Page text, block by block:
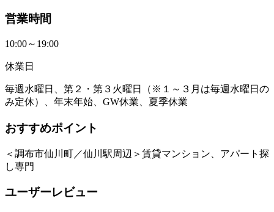
営業時間
10:00～19:00
休業日
毎週水曜日、第２・第３火曜日（※１～３月は毎週水曜日の
み定休）、年末年始、GW休業、夏季休業
おすすめポイント
＜調布市仙川町／仙川駅周辺＞賃貸マンション、アパート探
し専門
ユーザーレビュー